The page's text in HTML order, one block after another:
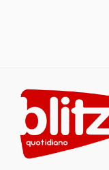
content